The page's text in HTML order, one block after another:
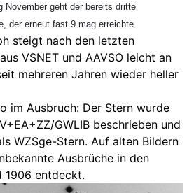
November geht der bereits dritte
der erneut fast 9 mag erreichte.
steigt nach den letzten
VSNET und AAVSO leicht an
mehreren Jahren wieder heller
im Ausbruch: Der Stern wurde
GWLIB beschrieben und
WZSge-Stern. Auf alten Bildern
Ausbrüche in den
1906 entdeckt.